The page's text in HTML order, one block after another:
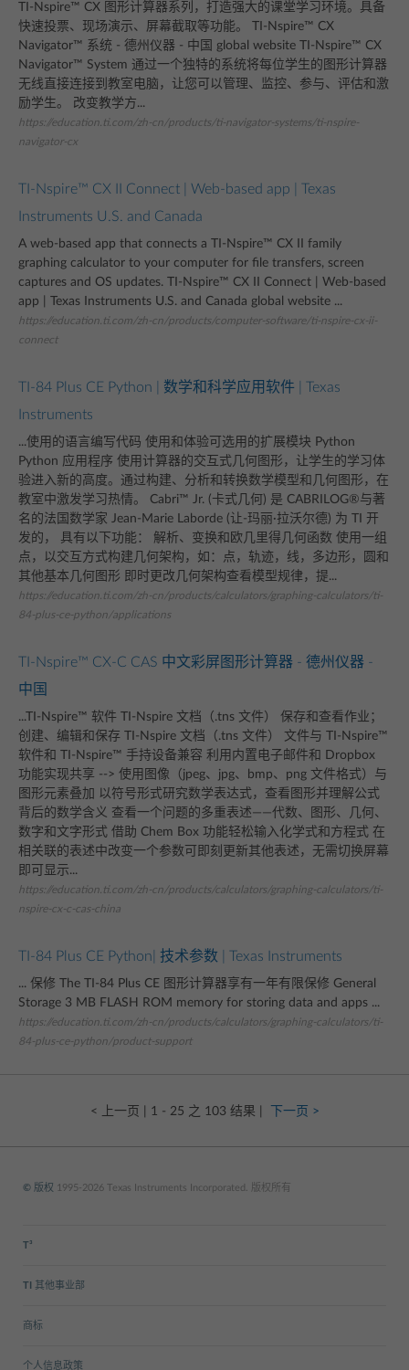
TI-Nspire™ CX 图形计算器系列，打造强大的课堂学习环境。具备
快速投票、现场演示、屏幕截取等功能。 TI-Nspire™ CX
Navigator™ 系统 - 德州仪器 - 中国 global website TI-Nspire™ CX
Navigator™ System 通过一个独特的系统将每位学生的图形计算器
无线直接连接到教室电脑，让您可以管理、监控、参与、评估和激
励学生。 改变教学方...
https://education.ti.com/zh-cn/products/ti-navigator-systems/ti-nspire-
navigator-cx
TI-Nspire™ CX II Connect | Web-based app | Texas
Instruments U.S. and Canada
A web-based app that connects a TI-Nspire™ CX II family
graphing calculator to your computer for file transfers, screen
captures and OS updates. TI-Nspire™ CX II Connect | Web-based
app | Texas Instruments U.S. and Canada global website ...
https://education.ti.com/zh-cn/products/computer-software/ti-nspire-cx-ii-
connect
TI-84 Plus CE Python | 数学和科学应用软件 | Texas
Instruments
...使用的语言编写代码 使用和体验可选用的扩展模块 Python
Python 应用程序 使用计算器的交互式几何图形，让学生的学习体
验进入新的高度。通过构建、分析和转换数学模型和几何图形，在
教室中激发学习热情。 Cabri™ Jr. (卡式几何) 是 CABRILOG®与著
名的法国数学家 Jean-Marie Laborde (让-玛丽·拉沃尔德) 为 TI 开
发的， 具有以下功能： 解析、变换和欧几里得几何函数 使用一组
点，以交互方式构建几何架构，如：点，轨迹，线，多边形，圆和
其他基本几何图形 即时更改几何架构查看模型规律，提...
https://education.ti.com/zh-cn/products/calculators/graphing-calculators/ti-
84-plus-ce-python/applications
TI-Nspire™ CX-C CAS 中文彩屏图形计算器 - 德州仪器 -
中国
...TI-Nspire™ 软件 TI-Nspire 文档（.tns 文件） 保存和查看作业；
创建、编辑和保存 TI-Nspire 文档（.tns 文件） 文件与 TI-Nspire™
软件和 TI-Nspire™ 手持设备兼容 利用内置电子邮件和 Dropbox
功能实现共享 --> 使用图像（jpeg、jpg、bmp、png 文件格式）与
图形元素叠加 以符号形式研究数学表达式，查看图形并理解公式
背后的数学含义 查看一个问题的多重表述——代数、图形、几何、
数字和文字形式 借助 Chem Box 功能轻松输入化学式和方程式 在
相关联的表述中改变一个参数可即刻更新其他表述，无需切换屏幕
即可显示...
https://education.ti.com/zh-cn/products/calculators/graphing-calculators/ti-
nspire-cx-c-cas-china
TI-84 Plus CE Python| 技术参数 | Texas Instruments
... 保修 The TI-84 Plus CE 图形计算器享有一年有限保修 General
Storage 3 MB FLASH ROM memory for storing data and apps ...
https://education.ti.com/zh-cn/products/calculators/graphing-calculators/ti-
84-plus-ce-python/product-support
< 上一页 | 1 - 25 之 103 结果 | 下一页 >
© 版权 1995-2026 Texas Instruments Incorporated. 版权所有
T³
TI 其他事业部
商标
个人信息政策